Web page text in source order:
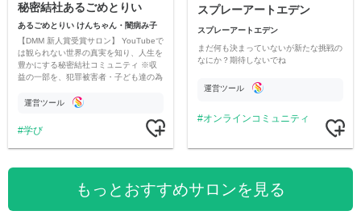
秘密結社あるごめとりい
あるごめとりい けんちゃん・闇病み子
【DMM 新人賞受賞サロン】 YouTubeで
は観られない世界の真実を知り、人生を
豊かにする秘密結社コミュニティ ※収
益の一部を、犯罪被害者・子ども達の為
す運営ツール
学び
スプレーアートエデン
スプレーアートエデン
まだ何も決まっていないが新たな挑戦の
なにか？期待しないでね
運営ツール
オンラインコミュニティ
もっとおすすめサロンを見る